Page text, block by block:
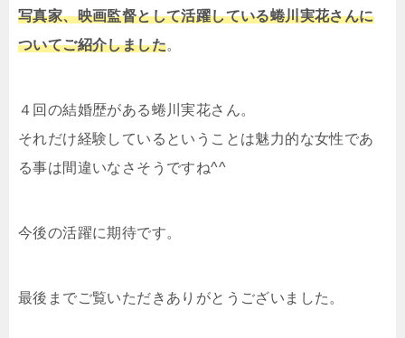
写真家、映画監督として活躍している蜷川実花さんに
ついてご紹介しました。
４回の結婚歴がある蜷川実花さん。
それだけ経験しているということは魅力的な女性であ
る事は間違いなさそうですね^^
今後の活躍に期待です。
最後までご覧いただきありがとうございました。